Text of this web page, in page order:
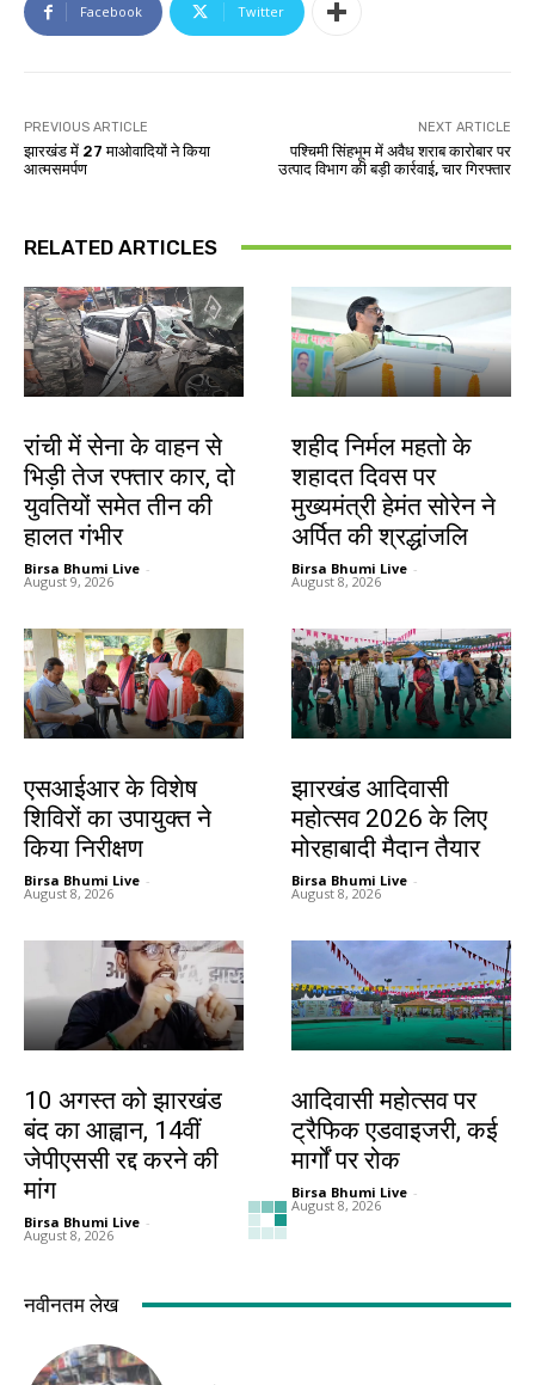
Facebook Twitter
PREVIOUS ARTICLE
झारखंड में 27 माओवादियों ने किया
आत्मसमर्पण
NEXT ARTICLE
पश्चिमी सिंहभूम में अवैध शराब कारोबार पर
उत्पाद विभाग की बड़ी कार्रवाई, चार गिरफ्तार
RELATED ARTICLES
रांची में सेना के वाहन से
भिड़ी तेज रफ्तार कार, दो
युवतियों समेत तीन की
हालत गंभीर
Birsa Bhumi Live -
August 9, 2026
शहीद निर्मल महतो के
शहादत दिवस पर
मुख्यमंत्री हेमंत सोरेन ने
अर्पित की श्रद्धांजलि
Birsa Bhumi Live -
August 8, 2026
एसआईआर के विशेष
शिविरों का उपायुक्त ने
किया निरीक्षण
Birsa Bhumi Live -
August 8, 2026
झारखंड आदिवासी
महोत्सव 2026 के लिए
मोरहाबादी मैदान तैयार
Birsa Bhumi Live -
August 8, 2026
10 अगस्त को झारखंड
बंद का आह्वान, 14वीं
जेपीएससी रद्द करने की
मांग
Birsa Bhumi Live -
August 8, 2026
आदिवासी महोत्सव पर
ट्रैफिक एडवाइजरी, कई
मार्गों पर रोक
Birsa Bhumi Live -
August 8, 2026